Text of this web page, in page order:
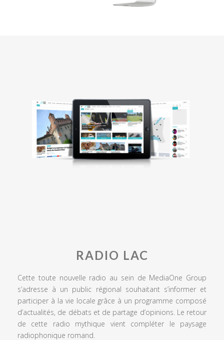
RADIO LAC
Cette toute nouvelle radio au sein de MediaOne Group
s’adresse à un public régional souhaitant s’informer et
participer à la vie locale grâce à un programme composé
d’actualités, de débats et de partage d’opinions. Le retour
de cette radio mythique vient compléter le paysage
radiophonique romand.